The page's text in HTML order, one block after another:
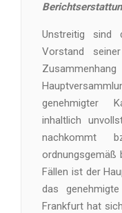
Unstreitig sind
Vorstand
genehmigter
inhaltlich
nachkommt
ordnungsgemäß
Fällen ist der
das
Frankfurt hat